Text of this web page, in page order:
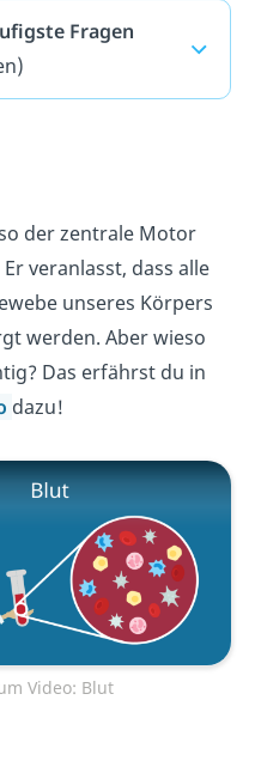
Fragen
der zentrale Motor
veranlasst, dass alle
unseres Körpers
werden. Aber wieso
Das erfährst du in
dazu!
Video: Blut